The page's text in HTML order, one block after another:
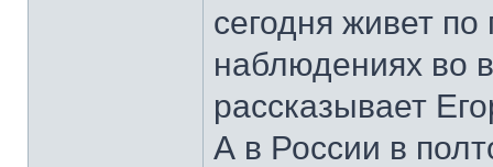
сегодня живет
наблюдениях во
рассказывает
А в России в